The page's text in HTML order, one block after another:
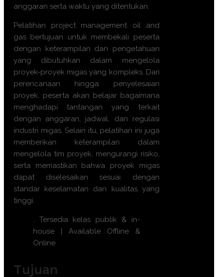
anggaran serta waktu yang ditentukan.
Pelatihan project management oil and
gas bertujuan untuk membekali peserta
dengan keterampilan dan pengetahuan
yang dibutuhkan dalam mengelola
proyek-proyek migas yang kompleks. Dari
perencanaan hingga penyelesaian
proyek, peserta akan belajar bagaimana
menghadapi tantangan yang terkait
dengan anggaran, jadwal, dan regulasi
industri migas. Selain itu, pelatihan ini juga
memberikan keterampilan dalam
mengelola tim proyek, mengurangi risiko,
serta memastikan bahwa proyek migas
dapat diselesaikan sesuai dengan
standar keselamatan dan kualitas yang
tinggi.
. Tersedia kelas publik & in-
house | Available Offline &
Online
Tujuan